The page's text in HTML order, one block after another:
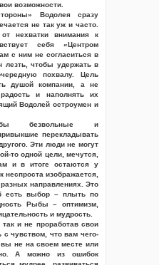
возможности.
Водолея сразу
не так уж и часто.
нехватки внимания к
себя «Центром
с ним не согласиться в
лезть, чтобы удержать в
похвалу. Цель
душой компании, а не
и наполнять их
Водолей остроумен и
безвольные и
перекладывать
Эти люди не могут
то одной цели, мечутся,
и в итоге остаются у
неспроста изображается,
направлениях. Это
есть выбор – плыть по
Рыбы – оптимизм,
и мудрость.
и не проработав свои
чувством, что вам чего-
вы не на своем месте или
А можно из ошибок